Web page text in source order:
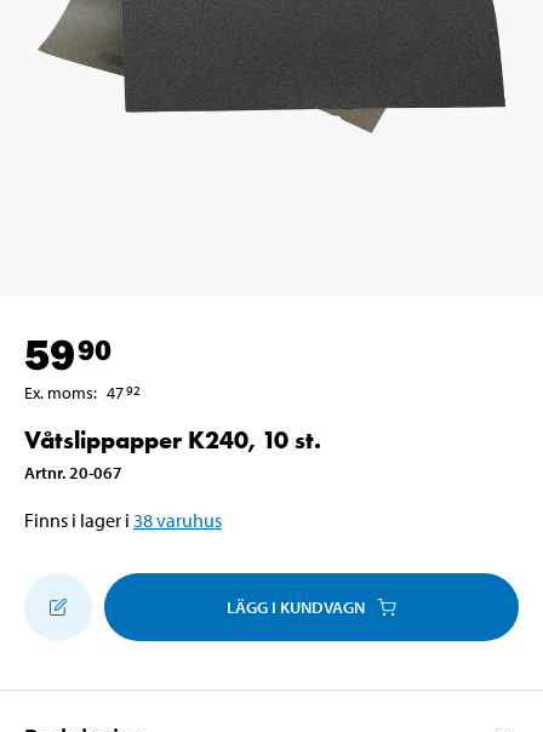
5990
Ex. moms: 4792
Våtslippapper K240, 10 st.
Artnr. 20-067
Finns i lager i 38varuhus
LÄGG I KUNDVAGN